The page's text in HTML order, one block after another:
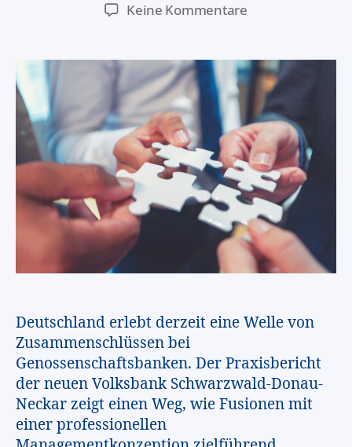
Keine Kommentare
Deutschland erlebt derzeit eine Welle von
Zusammenschlüssen bei
Genossenschaftsbanken. Der Praxisbericht
der neuen Volksbank Schwarzwald-Donau-
Neckar zeigt einen Weg, wie Fusionen mit
einer professionellen